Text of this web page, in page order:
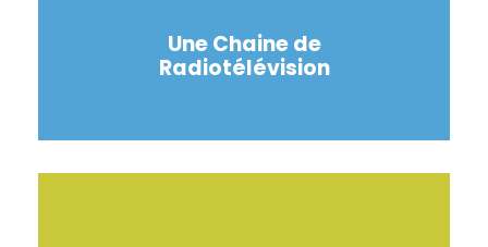
Une Chaine de
Radiotélévision